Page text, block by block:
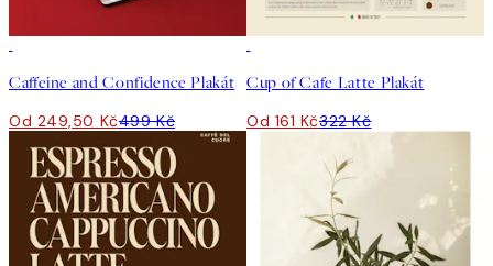
Caffeine and Confidence Plakát
Od 249,50 Kč499 Kč
Cup of Cafe Latte Plakát
Od 161 Kč322 Kč